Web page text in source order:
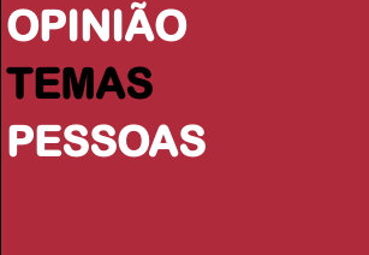
OPINIÃO
TEMAS
PESSOAS